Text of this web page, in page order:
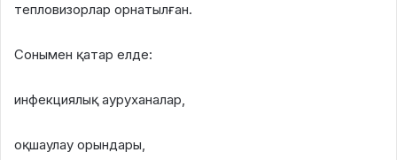
тепловизорлар орнатылған.
Сонымен қатар елде:
инфекциялық ауруханалар,
оқшаулау орындары,